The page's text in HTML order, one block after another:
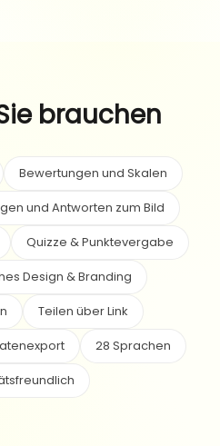
brauchen
Bewertungen und Skalen
und Antworten zum Bild
Quizze & Punktevergabe
Design & Branding
Teilen über Link
28 Sprachen